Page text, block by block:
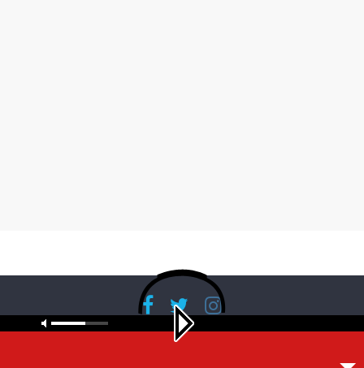
Copyright © 2026RadioBanglaNet. All rights reserved.